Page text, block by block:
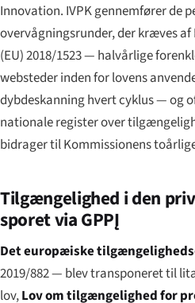
Innovation. IVPK gennemfører de
overvågningsrunder, der kræves
(EU) 2018/1523 — halvårlige
websteder inden for lovens
dybdeskanning hvert cyklus — og
nationale register over
bidrager til Kommissionens
Tilgængelighed i den
sporet via GPPĮ
Det europæiske
2019/882 — blev transponeret til
lov,Lov om tilgængelighed for